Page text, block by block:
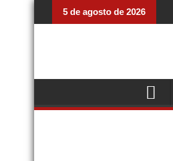
5 de agosto de 2026